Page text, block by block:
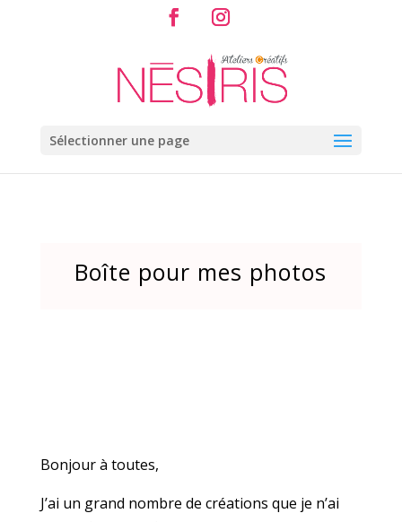
Sélectionner une page
Boîte pour mes photos
Bonjour à toutes,
J’ai un grand nombre de créations que je n’ai